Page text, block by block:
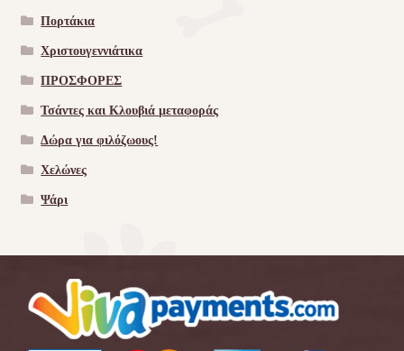
Πορτάκια
Χριστουγεννιάτικα
ΠΡΟΣΦΟΡΕΣ
Τσάντες και Κλουβιά μεταφοράς
Δώρα για φιλόζωους!
Χελώνες
Ψάρι